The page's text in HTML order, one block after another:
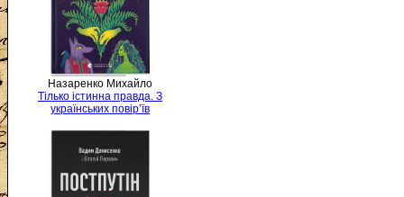
Назаренко Михайло
Тілько істинна правда. З
українських повір’їв